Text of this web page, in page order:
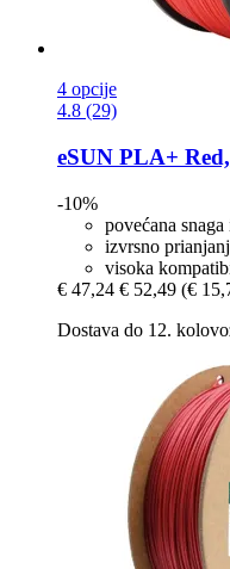
4 opcije
4.8 (29)
eSUN PLA+
-10%
povećana
izvrsno
visoka
€ 47,24 € 52,49 (€
Dostava do 12.